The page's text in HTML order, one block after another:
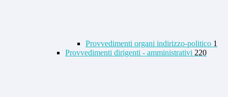
Provvedimenti organi indirizzo-politico 1
Provvedimenti dirigenti - amministrativi 220